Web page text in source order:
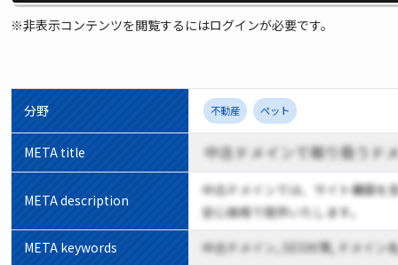
※非表示コンテンツを閲覧するにはログインが必要です。
分野 不動産 ペット
META title 中古ドメインで取り扱うド
META description
中古ドメインでは、サイト構築を
安心価格で提供いたします。
META keywords
中古ドメイン, SEO対策, ドメイン